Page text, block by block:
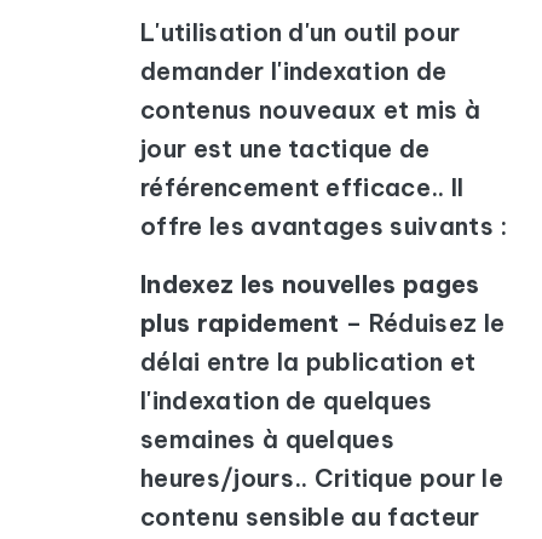
L'utilisation d'un outil pour
demander l'indexation de
contenus nouveaux et mis à
jour est une tactique de
référencement efficace.. Il
offre les avantages suivants :
Indexez les nouvelles pages
plus rapidement – Réduisez le
délai entre la publication et
l'indexation de quelques
semaines à quelques
heures/jours.. Critique pour le
contenu sensible au facteur